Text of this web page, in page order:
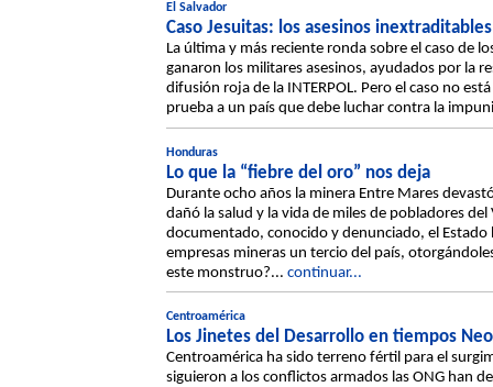
El Salvador
Caso Jesuitas: los asesinos inextraditables
La última y más reciente ronda sobre el caso de
ganaron los militares asesinos, ayudados por la
difusión roja de la INTERPOL. Pero el caso no
prueba a un país que debe luchar contra la
Honduras
Lo que la “fiebre del oro” nos deja
Durante ocho años la minera Entre Mares
dañó la salud y la vida de miles de pobladores del
documentado, conocido y denunciado, el
empresas mineras un tercio del país,
este monstruo?... continuar...
Centroamérica
Los Jinetes del Desarrollo en tiempos
Centroamérica ha sido terreno fértil para el
siguieron a los conflictos armados las ONG han